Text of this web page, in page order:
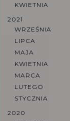
KWIETNIA
2021
WRZEŚNIA
LIPCA
MAJA
KWIETNIA
MARCA
LUTEGO
STYCZNIA
2020